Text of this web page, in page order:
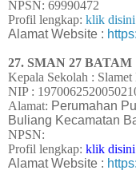
NPSN: 69990472
Profil lengkap: klik disini
Alamat Website :
27. SMAN 27 BATAM
Kepala Sekolah :
NIP :
Alamat: Perumahan
Buliang Kecamatan
NPSN:
Profil lengkap: klik disini
Alamat Website :